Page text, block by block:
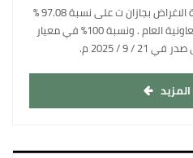
حصلت الجمعية التعاونية متعددة الاغراض بجازان ت على نسبة 97.08 %
في تقييم حوكمة الجمعيات التعاونية العام . ونسبة 100% في معيار
/ 9 / 2025 م.